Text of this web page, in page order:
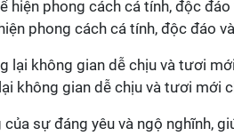
phong cách cá tính, độc đáo
không gian dễ chịu và tươi mới